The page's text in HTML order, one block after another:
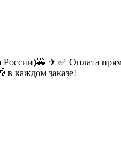
✈ ✅ Оплата
в каждом заказе!